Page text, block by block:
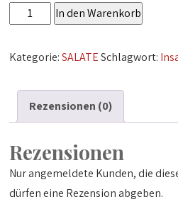
Insalata
Rucola
In den Warenkorb
Kategorie:SALATE Schlagwort:
Rezensionen (0)
Rezensionen
Nur angemeldete Kunden, die
dürfen eine Rezension abgeben.